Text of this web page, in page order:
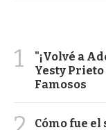
1
"¡Volvé a
Yesty
Famosos
Cómo fue